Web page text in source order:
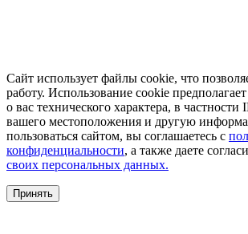
Сайт использует файлы cookie, что
работу. Использование cookie
о вас технического характера, в частности
вашего местоположения и другую
пользоваться сайтом, вы соглашаетесь с
конфиденциальности, а также даете
своих персональных данных.
Принять